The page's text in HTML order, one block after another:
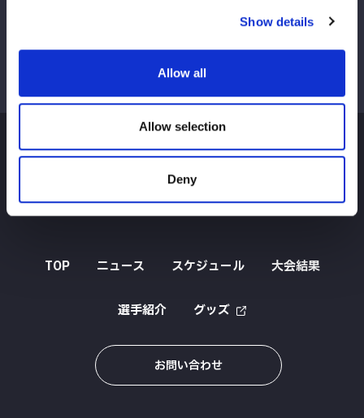
Show details
Allow all
Allow selection
Deny
TOP ニュース スケジュール 大会結果
選手紹介 グッズ
お問い合わせ